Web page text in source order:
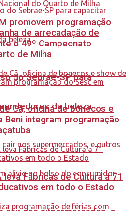
do Sebrae-SP para
da beleza
promovem programação
de arrecadação de
o 49º Campeonato
de Milha
Cã, oficina de bonecos e
Beni integram programação
leva Fábricas de Cultura a 71
em todo o Estado